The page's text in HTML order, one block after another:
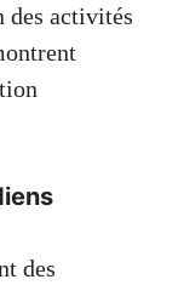
activités
des